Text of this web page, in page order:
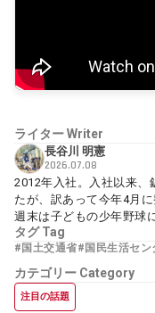
ライターWriter
長谷川 明憲
2026.07.08
2012年入社。入社以来、
たが、訳あって今年4月
週末は子どもの少年野球
タグTag
#国土交通省#国民生活セン
カテゴリー Category
注目の話題